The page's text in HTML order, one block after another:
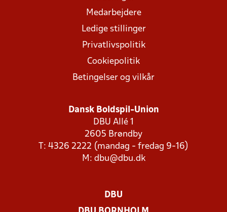
Medarbejdere
Ledige stillinger
Privatlivspolitik
Cookiepolitik
Betingelser og vilkår
Dansk Boldspil-Union
DBU Allé 1
2605 Brøndby
T: 4326 2222 (mandag - fredag 9-16)
M: dbu@dbu.dk
DBU